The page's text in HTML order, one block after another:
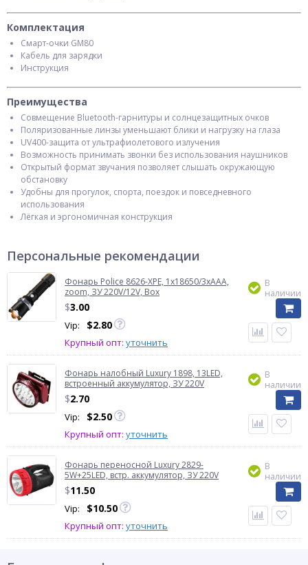
Комплектация
Смарт-очки GM80
Кабель для зарядки
Инструкция
Преимущества
Совмещение Bluetooth-гарнитуры и солнцезащитных очков
Поляризованные линзы уменьшают блики и нагрузку на глаза
UV400-защита от ультрафиолетового излучения
Возможность принимать звонки без использования наушников
Открытый формат звучания позволяет слышать окружающую
обстановку
Удобны для прогулок, спорта, поездок и повседневного
использования
Лёгкая и эргономичная конструкция
Персональные рекомендации
Фонарь Police 8626-XPE, 1х18650/3xAAA,
zoom, ЗУ 220V/12V, Box
$3.00
Vip: $2.80
Крупный опт: уточнить
В
наличии
Фонарь налобный Luxury 1898, 13LED,
встроенный аккумулятор, ЗУ 220V
$2.70
Vip: $2.50
Крупный опт: уточнить
В
наличии
Фонарь переносной Luxury 2829-
5W+25LED, встр. аккумулятор, ЗУ 220V
$11.50
Vip: $10.50
Крупный опт: уточнить
В
наличии